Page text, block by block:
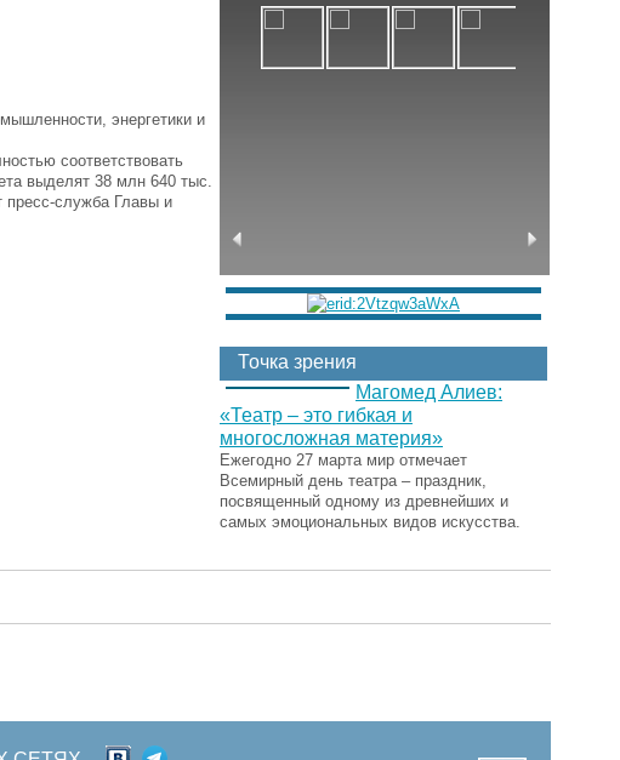
энергетики и
соответствовать
выделят 38 млн 640 тыс.
пресс-служба Главы и
Точка зрения
Магомед Алиев:
«Театр – это гибкая и
многосложная материя»
Ежегодно 27 марта мир отмечает
Всемирный день театра – праздник,
посвященный одному из древнейших и
самых эмоциональных видов искусства.